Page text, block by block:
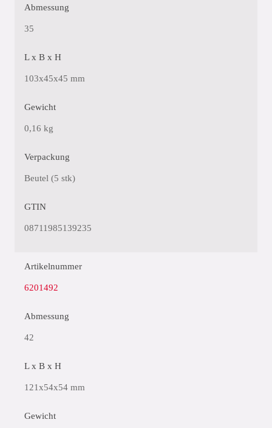
Abmessung
35
L x B x H
103x45x45 mm
Gewicht
0,16 kg
Verpackung
Beutel (5 stk)
GTIN
08711985139235
Artikelnummer
6201492
Abmessung
42
L x B x H
121x54x54 mm
Gewicht